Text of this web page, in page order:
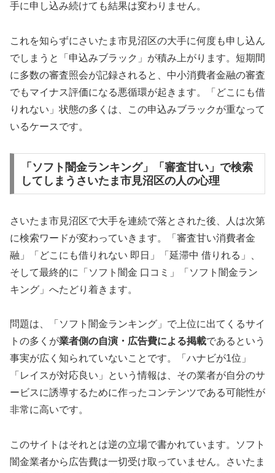
手に申し込み続けても結果は変わりません。
これを知らずにさいたま市見沼区の大手に何度も申し込ん
でしまうと「申込みブラック」が積み上がります。短期間
に多数の審査照会が記録されると、中小消費者金融の審査
でもマイナス評価になる悪循環が起きます。「どこにも借
りれない」状態の多くは、この申込みブラックが重なって
いるケースです。
「ソフト闇金ランキング」「審査甘い」で検索
してしまうさいたま市見沼区の人の心理
さいたま市見沼区で大手を連続で落とされた後、人は次第
に検索ワードが変わっていきます。「審査甘い消費者金
融」「どこにも借りれない 即日」「延滞中 借りれる」、
そして最終的に「ソフト闇金 口コミ」「ソフト闇金ラン
キング」へたどり着きます。
問題は、「ソフト闇金ランキング」で上位に出てくるサイ
トの多くが業者側の自演・広告費による掲載であるという
事実が広く知られていないことです。「ハナビが1位」
「レイスが対応良い」という情報は、その業者が自分のサ
ービスに誘導するために作ったコンテンツである可能性が
非常に高いです。
このサイトはそれとは逆の立場で書かれています。ソフト
闇金業者から広告費は一切受け取っていません。さいたま